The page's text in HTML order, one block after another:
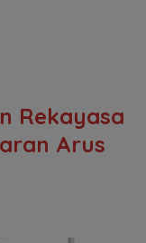
Rekayasa
Arus